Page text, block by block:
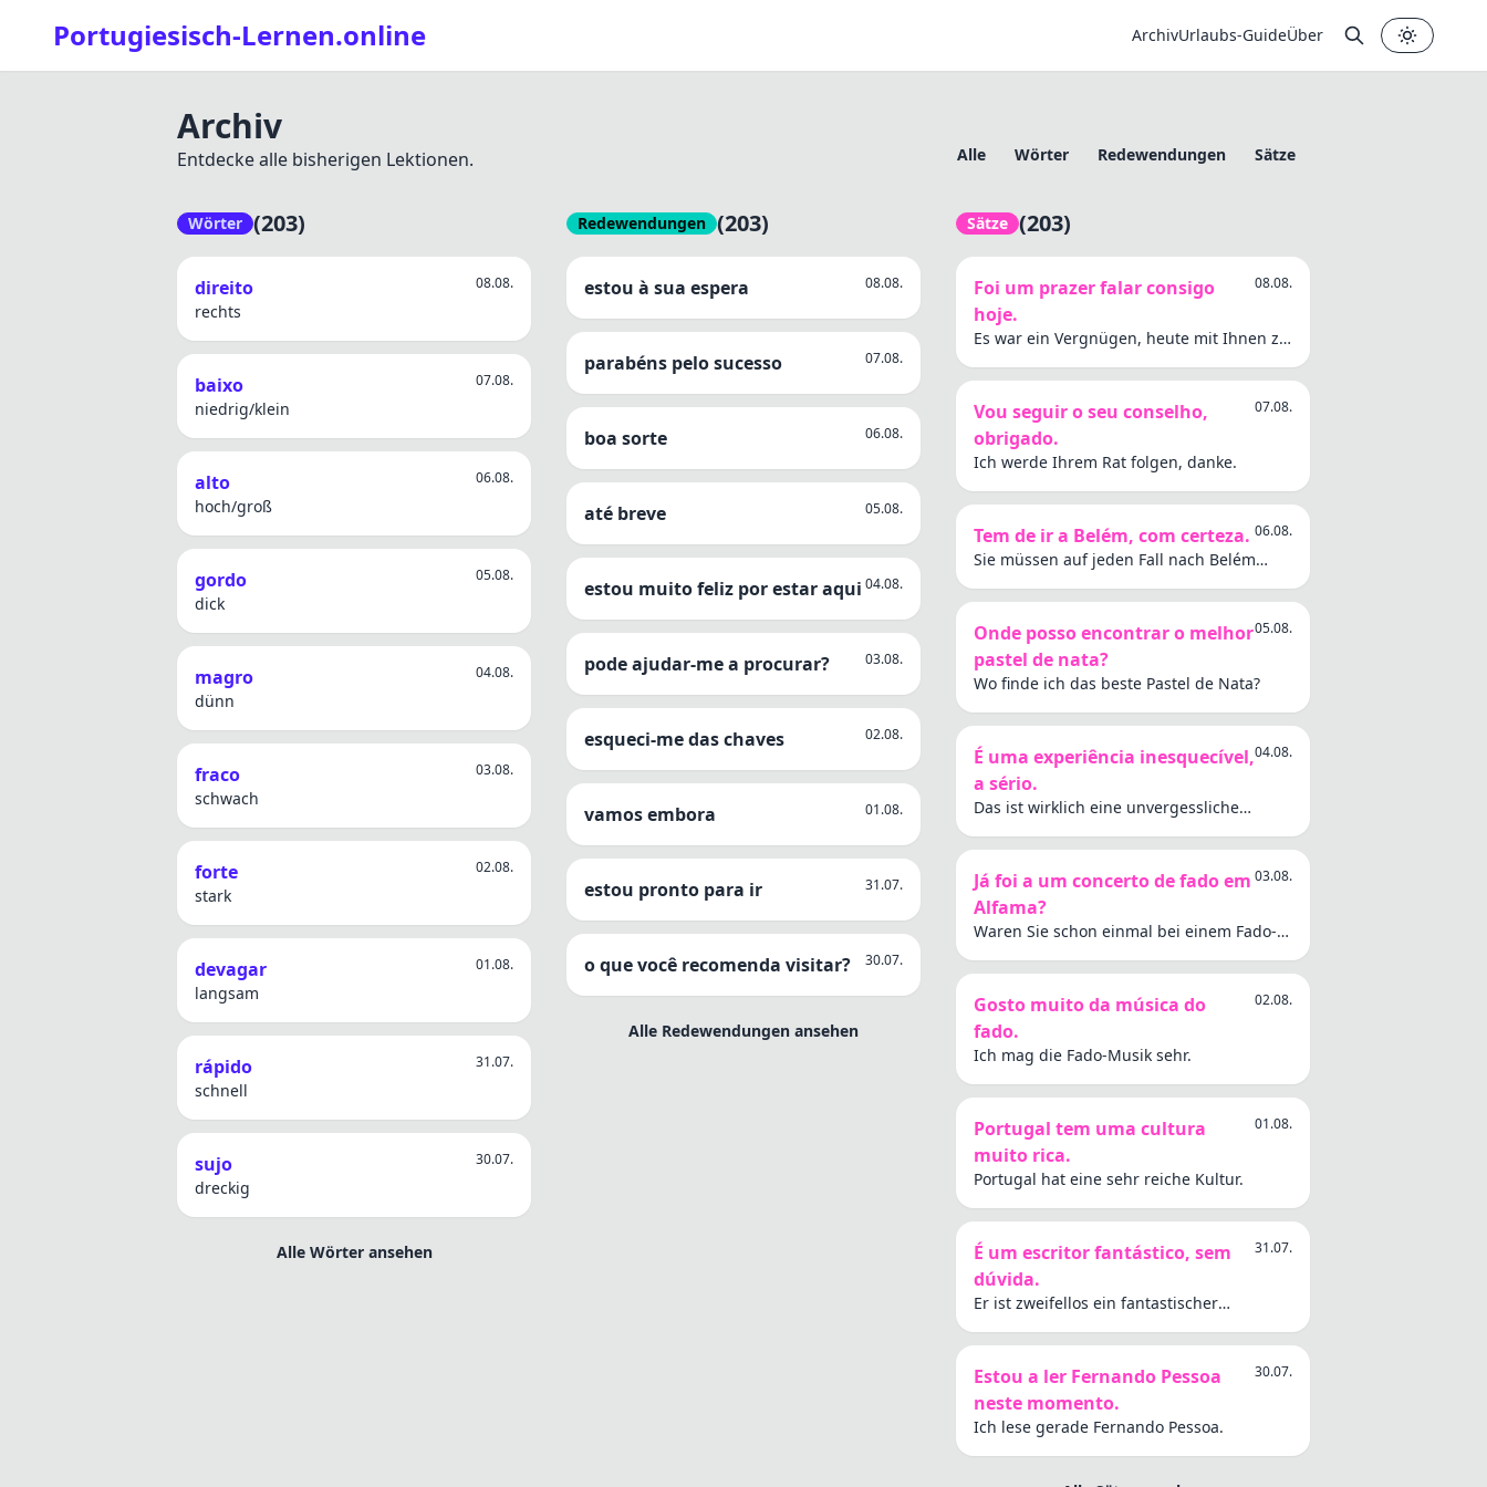
Portugiesisch-Lernen.online ArchivUrlaubs-GuideÜber
Archiv
Entdecke alle bisherigen Lektionen. Alle Wörter Redewendungen Sätze
Wörter (203)
direito 08.08.
rechts
baixo 07.08.
niedrig/klein
alto 06.08.
hoch/groß
gordo 05.08.
dick
magro 04.08.
dünn
fraco 03.08.
schwach
forte 02.08.
stark
devagar 01.08.
langsam
rápido 31.07.
schnell
sujo 30.07.
dreckig
Alle Wörter ansehen
Redewendungen (203)
estou à sua espera 08.08.
parabéns pelo sucesso 07.08.
boa sorte 06.08.
até breve 05.08.
estou muito feliz por estar aqui 04.08.
pode ajudar-me a procurar? 03.08.
esqueci-me das chaves 02.08.
vamos embora 01.08.
estou pronto para ir 31.07.
o que você recomenda visitar? 30.07.
Alle Redewendungen ansehen
Sätze (203)
Foi um prazer falar consigo
hoje.
08.08.
Es war ein Vergnügen, heute mit Ihnen zu
Vou seguir o seu conselho,
obrigado.
07.08.
Ich werde Ihrem Rat folgen, danke.
Tem de ir a Belém, com certeza. 06.08.
Sie müssen auf jeden Fall nach Belém
Onde posso encontrar o melhor
pastel de nata?
05.08.
Wo finde ich das beste Pastel de Nata?
É uma experiência inesquecível,
a sério.
04.08.
Das ist wirklich eine unvergessliche
Já foi a um concerto de fado em
Alfama?
03.08.
Waren Sie schon einmal bei einem Fado-
Gosto muito da música do
fado.
02.08.
Ich mag die Fado-Musik sehr.
Portugal tem uma cultura
muito rica.
01.08.
Portugal hat eine sehr reiche Kultur.
É um escritor fantástico, sem
dúvida.
31.07.
Er ist zweifellos ein fantastischer
Estou a ler Fernando Pessoa
neste momento.
30.07.
Ich lese gerade Fernando Pessoa.